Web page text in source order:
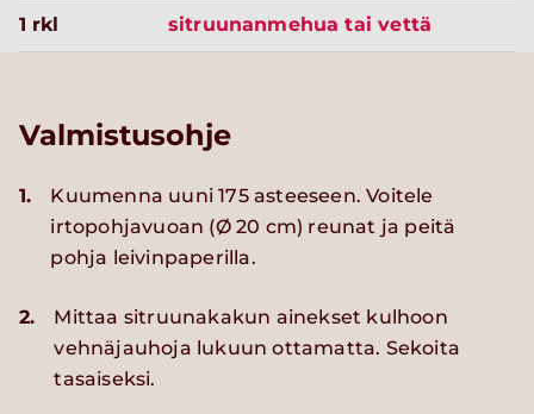
1 rkl sitruunanmehua tai vettä
Valmistusohje
1.
Kuumenna uuni 175 asteeseen. Voitele
irtopohjavuoan (Ø 20 cm) reunat ja peitä
pohja leivinpaperilla.
2.
Mittaa sitruunakakun ainekset kulhoon
vehnäjauhoja lukuun ottamatta. Sekoita
tasaiseksi.